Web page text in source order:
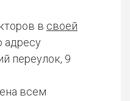
в своей
адресу
переулок, 9
всем